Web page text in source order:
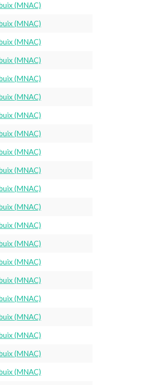
(MNAC)
(MNAC)
(MNAC)
(MNAC)
(MNAC)
(MNAC)
(MNAC)
(MNAC)
(MNAC)
(MNAC)
(MNAC)
(MNAC)
(MNAC)
(MNAC)
(MNAC)
(MNAC)
(MNAC)
(MNAC)
(MNAC)
(MNAC)
(MNAC)